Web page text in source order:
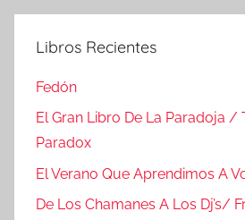
Libros Recientes
Fedón
El Gran Libro De La Paradoja /
Paradox
El Verano Que Aprendimos A
De Los Chamanes A Los Dj’s/